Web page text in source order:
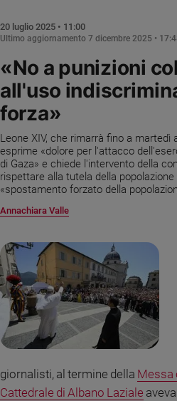
Chiesa
e
Devozione
e
fede
Parola
del
Santo
giorno
Società
e
valori
Ambiente
Volontariato
Diritti
«No a punizioni
all'uso
forza»
Leone XIV, che rimarrà fino a martedì
esprime «dolore per l'attacco
di Gaza» e chiede l'intervento della
rispettare alla tutela della
«spostamento forzato della
Annachiara Valle
20 luglio 2025 • 11:00
Ultimo aggiornamento 7 dicembre 2025 •
giornalisti, al termine della Messa
Cattedrale di Albano Laziale